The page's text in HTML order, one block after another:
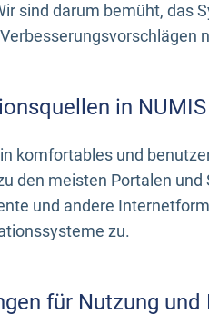
sind darum bemüht, das
in NUMIS
komfortables und
den meisten Portalen
und andere
zu.
für Nutzung